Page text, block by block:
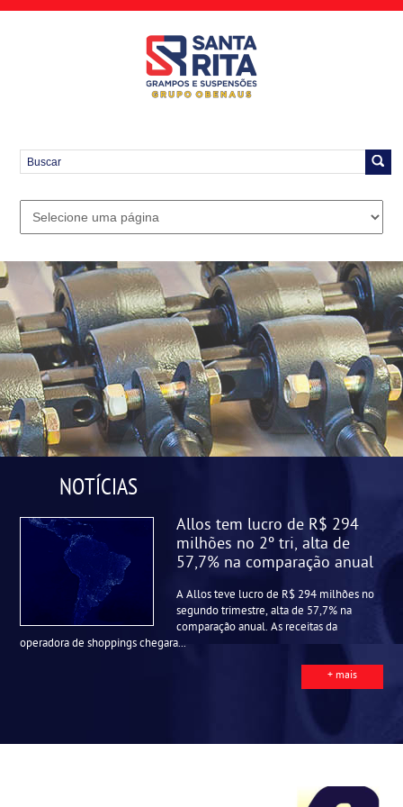
NOTÍCIAS
Allos tem lucro de R$ 294
milhões no 2º tri, alta de
57,7% na comparação anual
A Allos teve lucro de R$ 294 milhões no
segundo trimestre, alta de 57,7% na
comparação anual. As receitas da
operadora de shoppings chegara...
+ mais